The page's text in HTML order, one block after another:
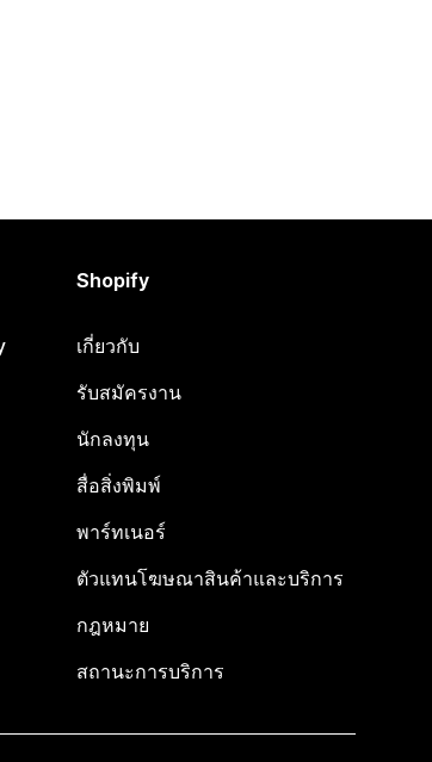
Shopify
เกี่ยวกับ
รับสมัครงาน
นักลงทุน
สื่อสิ่งพิมพ์
พาร์ทเนอร์
ตัวแทนโฆษณาสินค้าและบริการ
กฎหมาย
สถานะการบริการ